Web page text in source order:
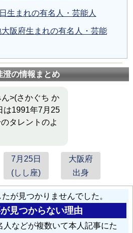
生まれの有名人・芸能人
阪府生まれの有名人・芸能
澄の情報まとめ
>(さかぐち か
は1991年7月25
タレントのよ
7月25日
(しし座)
大阪府
出身
が見つかりませんでした。
見つからない理由
人などが複数いて本人記事にた